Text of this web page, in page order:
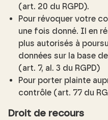
(art. 20 du RGPD).
Pour révoquer votre
une fois donné. Il en
plus autorisés à
données sur la base
(art. 7, al. 3 du RGPD)
Pour porter plainte
contrôle (art. 77 du
Droit de recours